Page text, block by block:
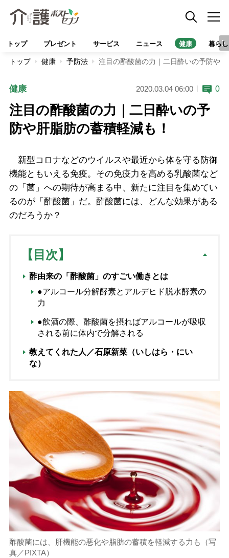
トップ プレゼント サービス ニュース 健康 暮らし
トップ 健康 予防法 注目の酢酸菌の力｜二日酔いの予防や
健康 2020.03.04 06:00 0
注目の酢酸菌の力｜二日酔いの予
防や肝脂肪の蓄積軽減も！
新型コロナなどのウイルスや最近から体を守る防御
機能ともいえる免疫。その免疫力を高める乳酸菌など
の「菌」への期待が高まる中、新たに注目を集めてい
るのが「酢酸菌」だ。酢酸菌には、どんな効果がある
のだろうか？
【目次】
酢由来の「酢酸菌」のすごい働きとは
●アルコール分解酵素とアルデヒド脱水酵素の
力
●飲酒の際、酢酸菌を摂ればアルコールが吸収
される前に体内で分解される
教えてくれた人／石原新菜（いしはら・にい
な）
酢酸菌には、肝機能の悪化や脂肪の蓄積を軽減する力も（写
真／PIXTA）